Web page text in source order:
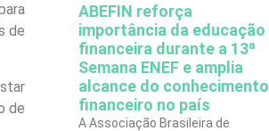
de
de
ABEFIN reforça
importância da educação
financeira durante a 13ª
Semana ENEF e amplia
alcance do conhecimento
financeiro no país
A Associação Brasileira de